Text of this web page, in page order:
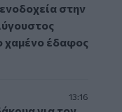
στην
χαμένο έδαφος
13:16